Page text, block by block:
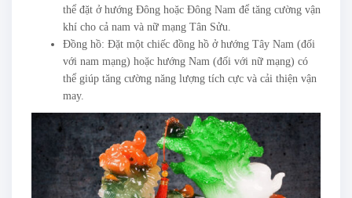
thể đặt ở hướng Đông hoặc Đông Nam để tăng cường vận
khí cho cả nam và nữ mạng Tân Sửu.
Đồng hồ: Đặt một chiếc đồng hồ ở hướng Tây Nam (đối
với nam mạng) hoặc hướng Nam (đối với nữ mạng) có
thể giúp tăng cường năng lượng tích cực và cải thiện vận
may.